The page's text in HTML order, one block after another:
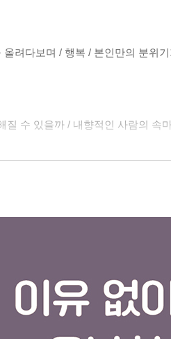
올려다보며 / 행복 / 본인만의 분위
질 수 있을까 / 내향적인 사람의 속
게 될 거야 / 생각 중독 / 아요에게